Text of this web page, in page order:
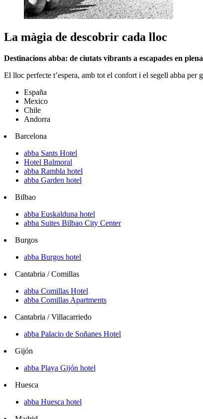
La màgia de descobrir cada lloc
Destinacions abba: de ciutats vibrants a escapades en
El lloc perfecte t’espera, amb tot el confort i el segell abba per
España
Mexico
Chile
Andorra
Barcelona
abba Sants Hotel
Hotel Balmoral
abba Rambla hotel
abba Garden hotel
Bilbao
abba Euskalduna hotel
abba Suites Bilbao City Center
Burgos
abba Burgos hotel
Cantabria / Comillas
abba Comillas Hotel
abba Comillas Apartments
Cantabria / Villacarriedo
abba Palacio de Soñanes Hotel
Gijón
abba Playa Gijón hotel
Huesca
abba Huesca hotel